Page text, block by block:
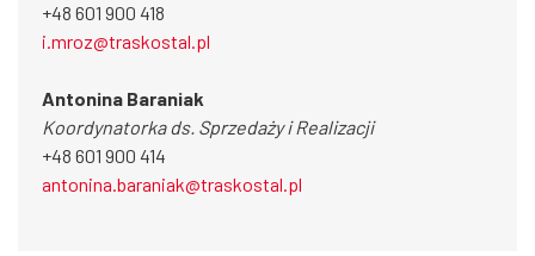
+48 601 900 418
i.mroz@traskostal.pl
Antonina Baraniak
Koordynatorka ds. Sprzedaży i Realizacji
+48 601 900 414
antonina.baraniak@traskostal.pl